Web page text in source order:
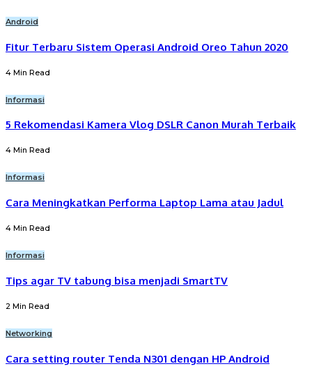
Android
Fitur Terbaru Sistem Operasi Android Oreo Tahun 2020
4 Min Read
Informasi
5 Rekomendasi Kamera Vlog DSLR Canon Murah Terbaik
4 Min Read
Informasi
Cara Meningkatkan Performa Laptop Lama atau Jadul
4 Min Read
Informasi
Tips agar TV tabung bisa menjadi SmartTV
2 Min Read
Networking
Cara setting router Tenda N301 dengan HP Android